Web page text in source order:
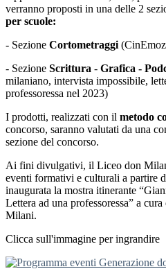
verranno proposti in una delle 2
per scuole:
- Sezione Cortometraggi
- Sezione Scrittura - Grafica -
milaniano, intervista impossibile,
professoressa nel 2023)
I prodotti, realizzati con il metodo
concorso, saranno valutati da una
sezione del concorso.
Ai fini divulgativi, il Liceo don
eventi formativi e culturali a partire
inaugurata la mostra itinerante
Lettera ad una professoressa” a
Milani.
Clicca sull'immagine per ingrandire